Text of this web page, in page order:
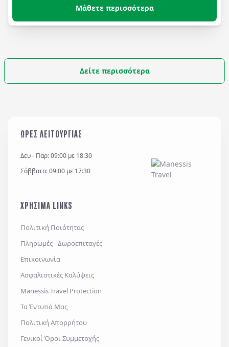
Μάθετε περισσότερα
Δείτε περισσότερα
ΩΡΕΣ ΛΕΙΤΟΥΡΓΙΑΣ
Δευ - Παρ: 09:00 με 18:30
Σάββατο: 09:00 με 17:30
ΧΡΗΣΙΜΑ LINKS
Πολιτική Ποιότητας
Πληρωμές - Δωροεπιταγές
Επικοινωνία
Ασφαλιστικές Καλύψεις
Manessis Travel Protection
Τα Έντυπά Μας
Πολιτική Απορρήτου
Γενικοί Όροι Συμμετοχής